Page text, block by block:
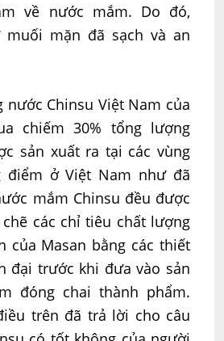
về nước mắm. Do đó,
muối mặn đã sạch và an
nước Chinsu Việt Nam của
chiếm 30% tổng lượng
sản xuất ra tại các vùng
điểm ở Việt Nam như đã
mắm Chinsu đều được
các chỉ tiêu chất lượng
của Masan bằng các thiết
đại trước khi đưa vào sản
đóng chai thành phẩm.
trên đã trả lời cho câu